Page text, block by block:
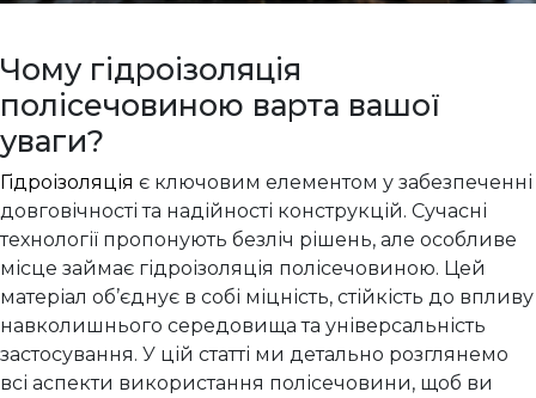
Чому гідроізоляція
полісечовиною варта вашої
уваги?
Гідроізоляція є ключовим елементом у забезпеченні
довговічності та надійності конструкцій. Сучасні
технології пропонують безліч рішень, але особливе
місце займає гідроізоляція полісечовиною. Цей
матеріал об’єднує в собі міцність, стійкість до впливу
навколишнього середовища та універсальність
застосування. У цій статті ми детально розглянемо
всі аспекти використання полісечовини, щоб ви